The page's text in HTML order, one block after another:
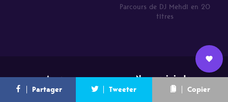
L’équipe
Nous
rejoindre
Newsletter
Partager Tweeter Copier
Parcours de DJ Mehdi en 20
titres
A propos Nous rejoindre